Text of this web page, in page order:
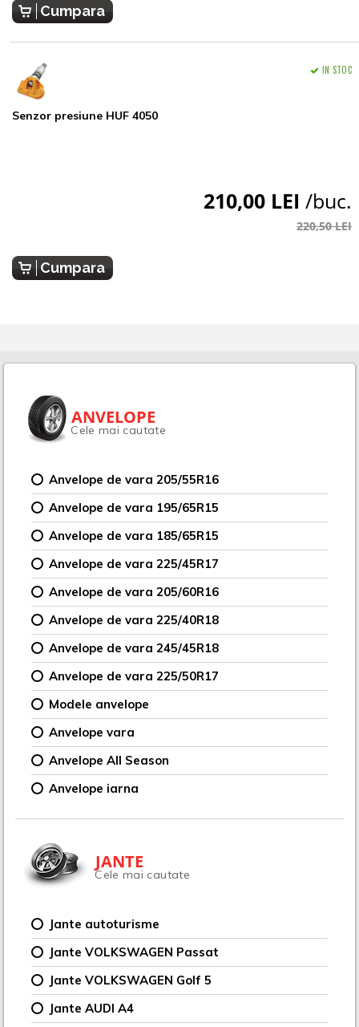
Cumpara
Senzor presiune HUF 4050
IN STOC
210,00 LEI /buc.
220,50 LEI
Cumpara
ANVELOPE
Cele mai cautate
Anvelope de vara 205/55R16
Anvelope de vara 195/65R15
Anvelope de vara 185/65R15
Anvelope de vara 225/45R17
Anvelope de vara 205/60R16
Anvelope de vara 225/40R18
Anvelope de vara 245/45R18
Anvelope de vara 225/50R17
Modele anvelope
Anvelope vara
Anvelope All Season
Anvelope iarna
JANTE
Cele mai cautate
Jante autoturisme
Jante VOLKSWAGEN Passat
Jante VOLKSWAGEN Golf 5
Jante AUDI A4